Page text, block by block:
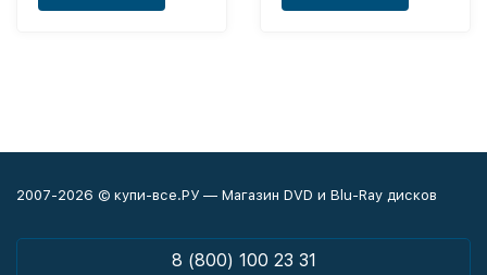
2007-2026 © купи-все.РУ — Магазин DVD и Blu-Ray дисков
8 (800) 100 23 31